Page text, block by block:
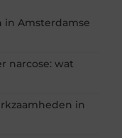
in Amsterdamse
narcose: wat
in